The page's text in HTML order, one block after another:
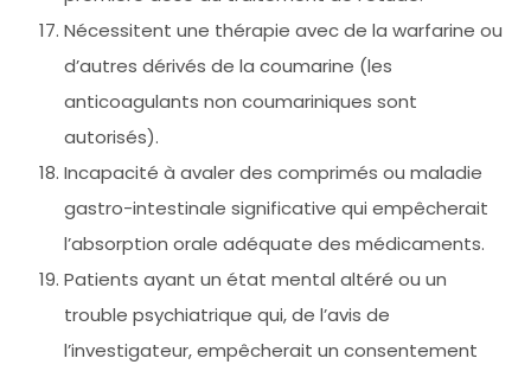
Nécessitent une thérapie avec de la warfarine ou
d’autres dérivés de la coumarine (les
anticoagulants non coumariniques sont
autorisés).
Incapacité à avaler des comprimés ou maladie
gastro-intestinale significative qui empêcherait
l’absorption orale adéquate des médicaments.
Patients ayant un état mental altéré ou un
trouble psychiatrique qui, de l’avis de
l’investigateur, empêcherait un consentement